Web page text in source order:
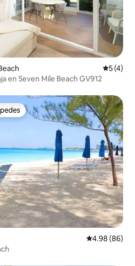
5 (4)
en Seven Mile Beach GV912
preferido
Calificación
4.98 (86)